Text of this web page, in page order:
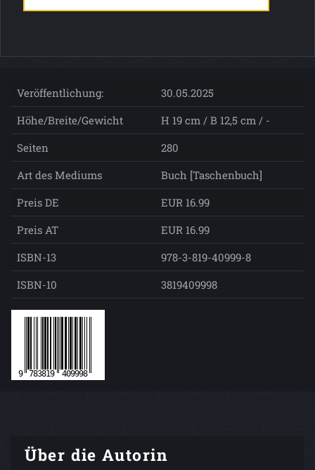
Veröffentlichung:
30.05.2025
Höhe/Breite/Gewicht
H 19 cm / B 12,5 cm / -
Seiten
280
Art des Mediums
Buch [Taschenbuch]
Preis DE
EUR 16.99
Preis AT
EUR 16.99
ISBN-13
978-3-819-40999-8
ISBN-10
3819409998
Über die Autorin